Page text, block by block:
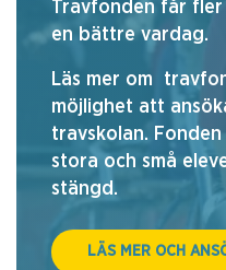
Travfonden får fler
en bättre vardag.
Läs mer om
möjlighet att
travskolan.
stora och små
stängd.
LÄS MER OCH